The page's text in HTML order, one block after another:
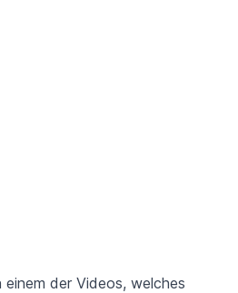
einem der Videos, welches